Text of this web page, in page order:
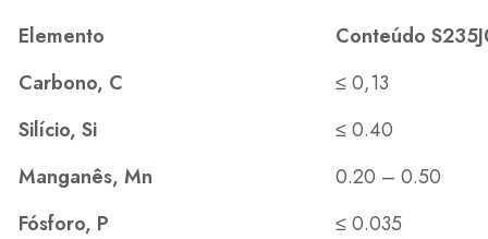
Elemento
Conteúdo
Carbono, C
≤ 0,13
Silício, Si
≤ 0.40
Manganês, Mn
0.20 – 0.50
Fósforo, P
≤ 0.035